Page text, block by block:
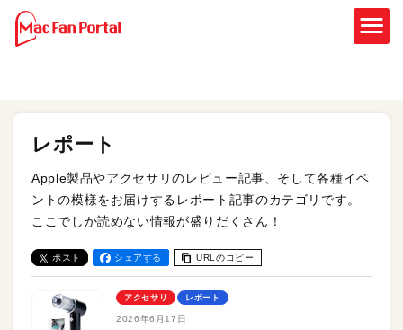
レポート
Apple製品やアクセサリのレビュー記事、そして各種イベ
ントの模様をお届けするレポート記事のカテゴリです。
ここでしか読めない情報が盛りだくさん！
ポスト シェアする URLのコピー
アクセサリ レポート
2026年6月17日